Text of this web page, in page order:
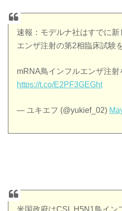
速報：モデルナ社はすでに
エンザ注射の第2相臨床試験
mRNA鳥インフルエンザ注
https://t.co/E2PF3GEGht
— ユキエフ (@yukief_02)
米国政府はCSL H5N1鳥イン